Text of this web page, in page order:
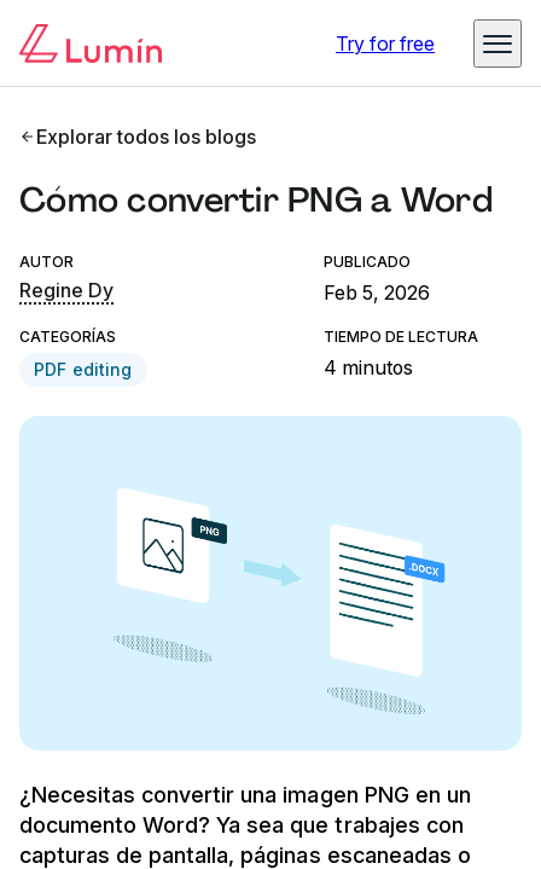
Try for free
Explorar todos los blogs
Cómo convertir PNG a Word
AUTOR
Regine Dy
PUBLICADO
Feb 5, 2026
CATEGORÍAS
PDF editing
TIEMPO DE LECTURA
4 minutos
¿Necesitas convertir una imagen PNG en un
documento Word? Ya sea que trabajes con
capturas de pantalla, páginas escaneadas o